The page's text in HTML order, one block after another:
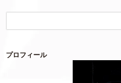
プロフィール